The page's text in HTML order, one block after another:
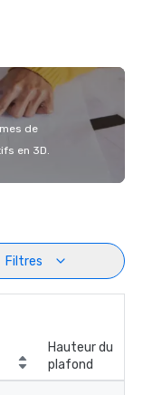
de
en 3D.
Filtres
Hauteur du
plafond